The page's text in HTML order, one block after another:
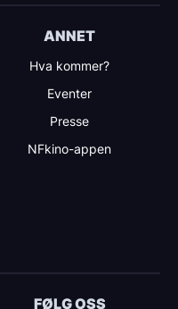
ANNET
Hva kommer?
Eventer
Presse
NFkino-appen
FØLG OSS